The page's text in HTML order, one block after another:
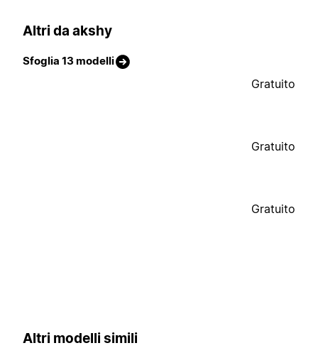
Altri da akshy
Sfoglia 13 modelli
Gratuito
Gratuito
Gratuito
Altri modelli simili